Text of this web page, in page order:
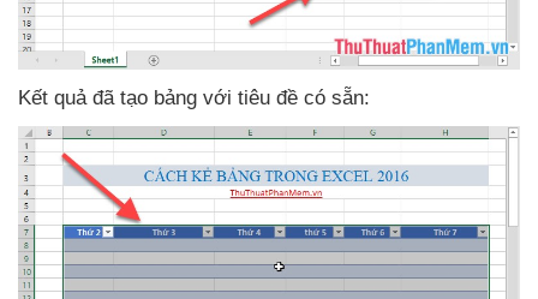
Kết quả đã tạo bảng với tiêu đề có sẵn: